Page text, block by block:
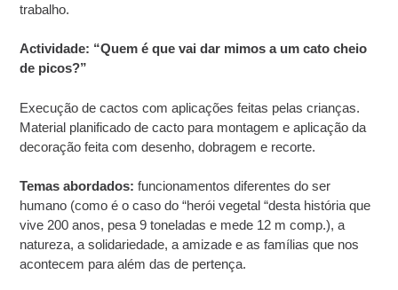
trabalho.
Actividade: “Quem é que vai dar mimos a um cato cheio
de picos?”
Execução de cactos com aplicações feitas pelas crianças.
Material planificado de cacto para montagem e aplicação da
decoração feita com desenho, dobragem e recorte.
Temas abordados: funcionamentos diferentes do ser
humano (como é o caso do “herói vegetal “desta história que
vive 200 anos, pesa 9 toneladas e mede 12 m comp.), a
natureza, a solidariedade, a amizade e as famílias que nos
acontecem para além das de pertença.